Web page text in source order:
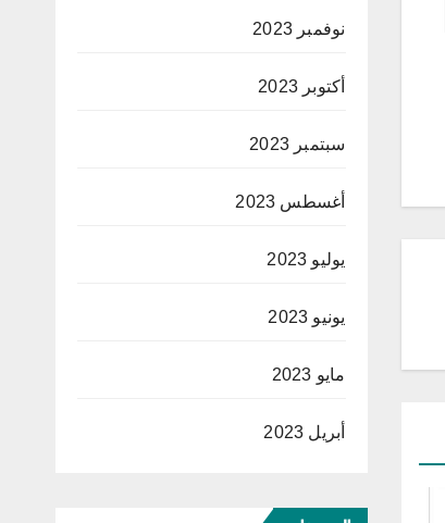
نوفمبر 2023
أكتوبر 2023
سبتمبر 2023
أغسطس 2023
يوليو 2023
يونيو 2023
مايو 2023
أبريل 2023